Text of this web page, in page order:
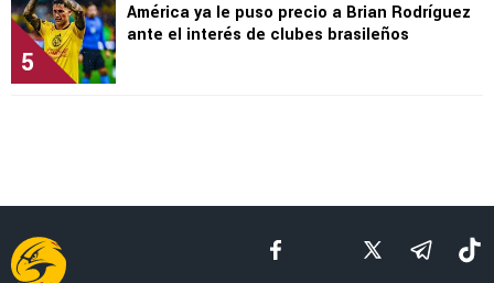
5
América ya le puso precio a Brian Rodríguez
ante el interés de clubes brasileños